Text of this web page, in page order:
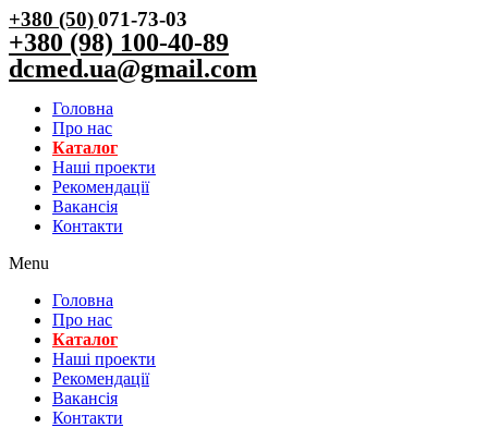
+380 (50)071-73-03
+380 (98) 100-40-89
dcmed.ua@gmail.com
Головна
Про нас
Каталог
Нашi проекти
Рекомендації
Вакансiя
Контакти
Menu
Головна
Про нас
Каталог
Нашi проекти
Рекомендації
Вакансiя
Контакти